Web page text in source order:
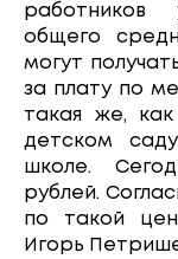
работников
общего
могут
за плату по
такая же,
детском
школе.
рублей.
по такой
Игорь